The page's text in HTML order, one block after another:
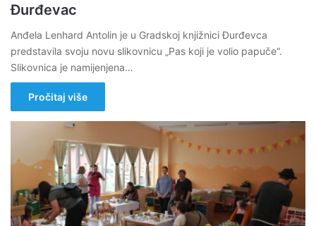
Đurđevac
Anđela Lenhard Antolin je u Gradskoj knjižnici Đurđevca
predstavila svoju novu slikovnicu „Pas koji je volio papuče“.
Slikovnica je namijenjena…
Pročitaj više